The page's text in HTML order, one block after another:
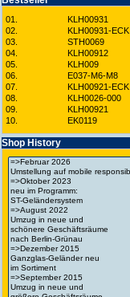
01.
KLH00931
02.
KLH00931-ECK
03.
STH0069
04.
KLH00912
05.
KLH009
06.
E037-M6-M8
07.
KLH00921-ECK
08.
KLH0026-000
09.
KLH00921
10.
EK0119
Shop History